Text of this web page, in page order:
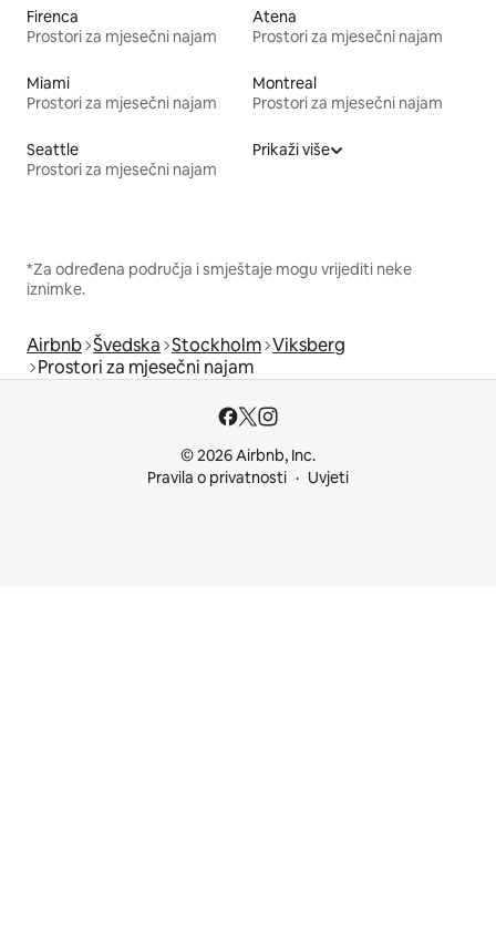
Firenca
Prostori za mjesečni najam
Atena
Prostori za mjesečni najam
Miami
Prostori za mjesečni najam
Montreal
Prostori za mjesečni najam
Seattle
Prostori za mjesečni najam
Prikaži više
*Za određena područja i smještaje mogu vrijediti neke
iznimke.
Airbnb Švedska Stockholm Viksberg
Prostori za mjesečni najam
© 2026 Airbnb, Inc.
Pravila o privatnosti
Uvjeti